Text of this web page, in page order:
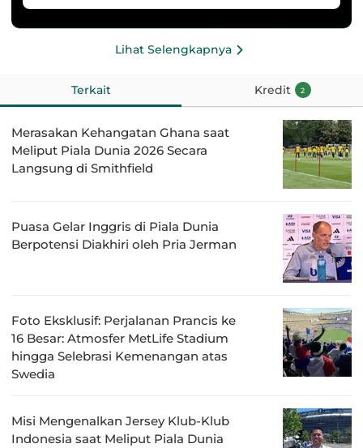
Lihat Selengkapnya
Terkait Kredit 2
Merasakan Kehangatan Ghana saat
Meliput Piala Dunia 2026 Secara
Langsung di Smithfield
Puasa Gelar Inggris di Piala Dunia
Berpotensi Diakhiri oleh Pria Jerman
Foto Eksklusif: Perjalanan Prancis ke
16 Besar: Atmosfer MetLife Stadium
hingga Selebrasi Kemenangan atas
Swedia
Misi Mengenalkan Jersey Klub-Klub
Indonesia saat Meliput Piala Dunia